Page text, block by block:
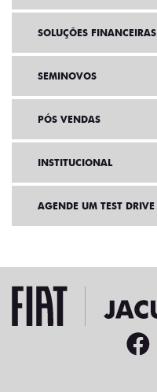
SOLUÇÕES FINANCEIRAS
SEMINOVOS
PÓS VENDAS
INSTITUCIONAL
AGENDE UM TEST DRIVE